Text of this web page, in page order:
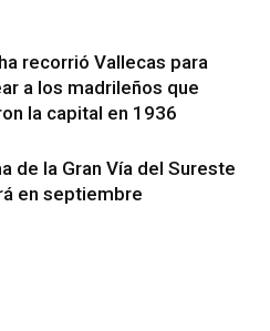
recorrió Vallecas para
a los madrileños que
la capital en 1936
de la Gran Vía del Sureste
en septiembre